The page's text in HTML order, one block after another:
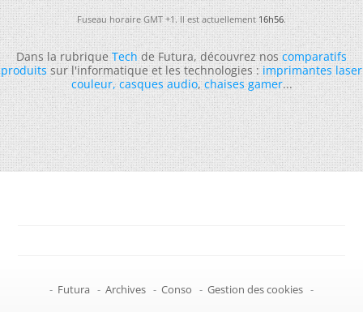
Fuseau horaire GMT +1. Il est actuellement16h56.
Dans la rubriqueTechde Futura, découvrez noscomparatifs
produitssur l'informatique et les technologies :imprimantes laser
couleur,casques audio,chaises gamer...
- Futura - Archives - Conso - Gestion des cookies -